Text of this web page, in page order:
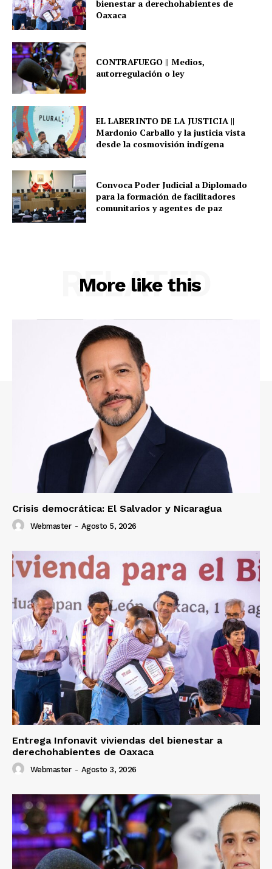
bienestar a derechohabientes de
Oaxaca
CONTRAFUEGO || Medios,
autorregulación o ley
EL LABERINTO DE LA JUSTICIA ||
Mardonio Carballo y la justicia vista
desde la cosmovisión indígena
Convoca Poder Judicial a Diplomado
para la formación de facilitadores
comunitarios y agentes de paz
More like this
RELATED
Crisis democrática: El Salvador y Nicaragua
Webmaster - Agosto 5, 2026
Entrega Infonavit viviendas del bienestar a
derechohabientes de Oaxaca
Webmaster - Agosto 3, 2026